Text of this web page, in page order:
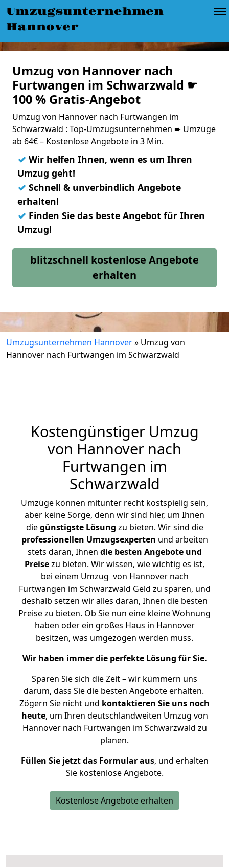
Umzugsunternehmen
Hannover
Umzug von Hannover nach
Furtwangen im Schwarzwald ☛
100 % Gratis-Angebot
Umzug von Hannover nach Furtwangen im
Schwarzwald : Top-Umzugsunternehmen ➨ Umzüge
ab 64€ – Kostenlose Angebote in 3 Min.
✓ Wir helfen Ihnen, wenn es um Ihren
Umzug geht!
✓ Schnell & unverbindlich Angebote
erhalten!
✓ Finden Sie das beste Angebot für Ihren
Umzug!
blitzschnell kostenlose Angebote
erhalten
Umzugsunternehmen Hannover» Umzug von
Hannover nach Furtwangen im Schwarzwald
Kostengünstiger Umzug
von Hannover nach
Furtwangen im
Schwarzwald
Umzüge können mitunter recht kostspielig sein,
aber keine Sorge, denn wir sind hier, um Ihnen
diegünstigste Lösung zu bieten. Wir sind die
professionellen Umzugsexperten und arbeiten
stets daran, Ihnen die besten Angebote und
Preisezu bieten. Wir wissen, wie wichtig es ist,
bei einem Umzug von Hannover nach
Furtwangen im Schwarzwald Geld zu sparen, und
deshalb setzen wir alles daran, Ihnen die besten
Preise zu bieten. Ob Sie nun eine kleine Wohnung
haben oder ein großes Haus in Hannover
besitzen, was umgezogen werden muss.
Wir haben immer die perfekte Lösung für Sie.
Sparen Sie sich die Zeit – wir kümmern uns
darum, dass Sie die besten Angebote erhalten.
Zögern Sie nicht und kontaktieren Sie uns noch
heute, um Ihren deutschlandweiten Umzug von
Hannover nach Furtwangen im Schwarzwald zu
planen.
Füllen Sie jetzt das Formular aus, und erhalten
Sie kostenlose Angebote.
Kostenlose Angebote erhalten